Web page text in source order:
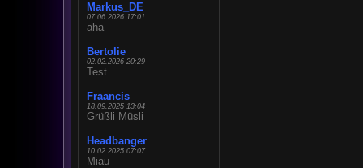
Markus_DE
07.06.2026 17:01
aha
Bertolie
02.02.2026 20:29
Test
Fraancis
18.09.2025 13:04
Grüßli Müsli
Headbanger
10.02.2025 07:07
Miau